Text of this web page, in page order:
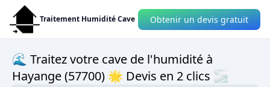
Traitement Humidité Cave Obtenir un devis gratuit
🌊 Traitez votre cave de l'humidité à
Hayange (57700) 🌟 Devis en 2 clics 🌫